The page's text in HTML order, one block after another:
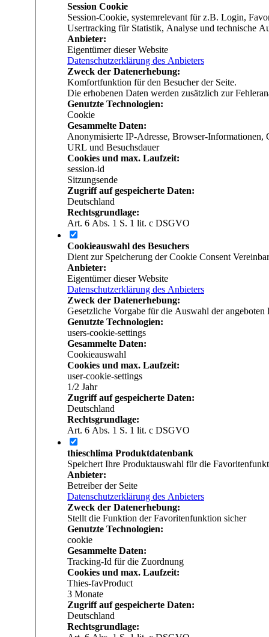
Session Cookie
Session-Cookie, systemrelevant für z.B. Login,
Usertracking für Statistik, Analyse und technische
Anbieter:
Eigentümer dieser Website
Datenschutzerklärung des Anbieters
Zweck der Datenerhebung:
Komfortfunktion für den Besucher der Seite.
Die erhobenen Daten werden zusätzlich zur
Genutzte Technologien:
Cookie
Gesammelte Daten:
Anonymisierte IP-Adresse, Browser-Informationen,
URL und Besuchsdauer
Cookies und max. Laufzeit:
session-id
Sitzungsende
Zugriff auf gespeicherte Daten:
Deutschland
Rechtsgrundlage:
Art. 6 Abs. 1 S. 1 lit. c DSGVO
Cookieauswahl des Besuchers
Dient zur Speicherung der Cookie Consent
Anbieter:
Eigentümer dieser Website
Datenschutzerklärung des Anbieters
Zweck der Datenerhebung:
Gesetzliche Vorgabe für die Auswahl der
Genutzte Technologien:
users-cookie-settings
Gesammelte Daten:
Cookieauswahl
Cookies und max. Laufzeit:
user-cookie-settings
1/­2 Jahr
Zugriff auf gespeicherte Daten:
Deutschland
Rechtsgrundlage:
Art. 6 Abs. 1 S. 1 lit. c DSGVO
thieschlima Produktdatenbank
Speichert Ihre Produktauswahl für die
Anbieter:
Betreiber der Seite
Datenschutzerklärung des Anbieters
Zweck der Datenerhebung:
Stellt die Funktion der Favoritenfunktion sicher
Genutzte Technologien:
cookie
Gesammelte Daten:
Tracking-Id für die Zuordnung
Cookies und max. Laufzeit:
Thies-favProduct
3 Monate
Zugriff auf gespeicherte Daten:
Deutschland
Rechtsgrundlage: